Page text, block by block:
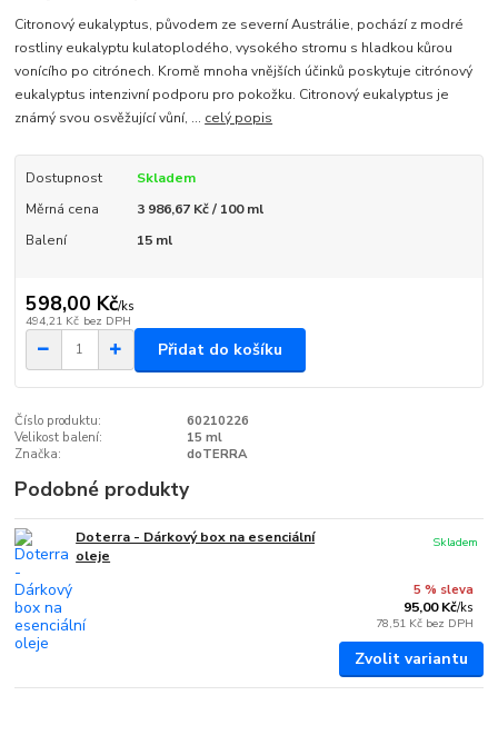
Citronový eukalyptus, původem ze severní Austrálie, pochází z modré
rostliny eukalyptu kulatoplodého, vysokého stromu s hladkou kůrou
vonícího po citrónech. Kromě mnoha vnějších účinků poskytuje citrónový
eukalyptus intenzivní podporu pro pokožku. Citronový eukalyptus je
známý svou osvěžující vůní, ... celý popis
Dostupnost
Skladem
Měrná cena
3 986,67 Kč / 100 ml
Balení
15 ml
598,00 Kč/ks
494,21 Kč bez DPH
Přidat do košíku
Číslo produktu:
60210226
Velikost balení:
15 ml
Značka:
doTERRA
Podobné produkty
Doterra - Dárkový box na esenciální
oleje
5 % sleva
95,00 Kč/ks
78,51 Kč bez DPH
Skladem
Zvolit variantu